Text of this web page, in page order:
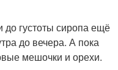
до густоты сиропа ещё
до вечера. А пока
мешочки и орехи.